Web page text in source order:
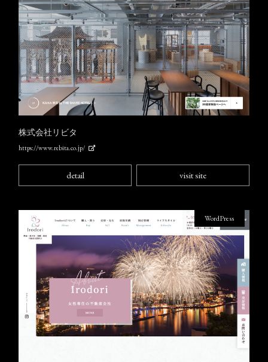
株式会社リビタ
https://www.rebita.co.jp/
detail visit site
WordPress